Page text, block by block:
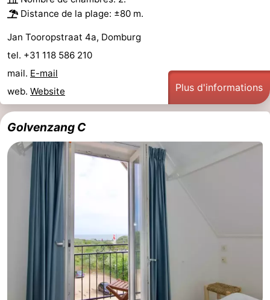
Zwin
Distance de la plage: ±80 m.
Jan Tooropstraat 4a, Domburg
tel. +31 118 586 210
mail. E-mail
web. Website Plus d'informations
Golvenzang C